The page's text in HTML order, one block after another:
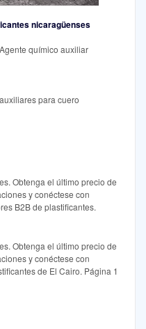
nicaragüenses
químico auxiliar
para cuero
Obtenga el último precio de
y conéctese con
B2B de plastificantes.
Obtenga el último precio de
y conéctese con
de El Cairo. Página 1